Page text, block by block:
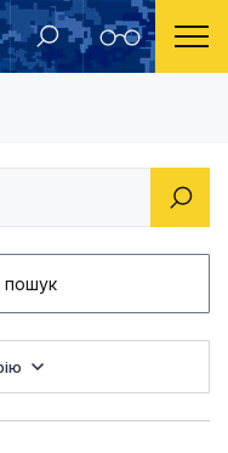
Рішення виконавчого комітету Новокаховської міської ради Про реєстрацію
пошук